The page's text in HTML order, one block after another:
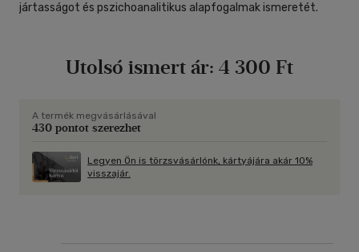
jártasságot és pszichoanalitikus alapfogalmak ismeretét.
Utolsó ismert ár: 4 300 Ft
A termék megvásárlásával
430 pontot szerezhet
Legyen Ön is törzsvásárlónk, kártyájára akár 10%
visszajár.